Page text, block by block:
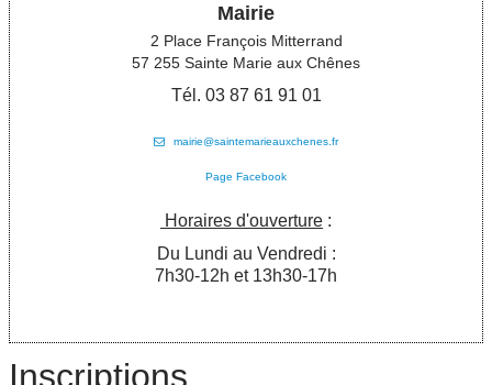
Mairie
2 Place François Mitterrand
57 255 Sainte Marie aux Chênes
Tél. 03 87 61 91 01
mairie@saintemarieauxchenes.fr
Page Facebook
Horaires d'ouverture :
Du Lundi au Vendredi :
7h30-12h et 13h30-17h
Inscriptions